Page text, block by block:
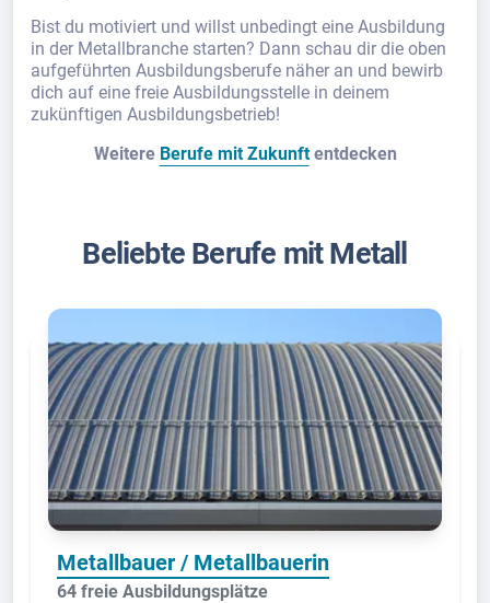
Bist du motiviert und willst unbedingt eine Ausbildung
in der Metallbranche starten? Dann schau dir die oben
aufgeführten Ausbildungsberufe näher an und bewirb
dich auf eine freie Ausbildungsstelle in deinem
zukünftigen Ausbildungsbetrieb!
Weitere Berufe mit Zukunftentdecken
Beliebte Berufe mit Metall
Metallbauer / Metallbauerin
64 freie Ausbildungsplätze